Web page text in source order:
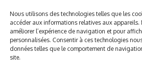
Nous utilisons des technologies telles que les
accéder aux informations relatives aux
améliorer l’expérience de navigation et pour
personnalisées. Consentir à ces technologies
données telles que le comportement de
site.